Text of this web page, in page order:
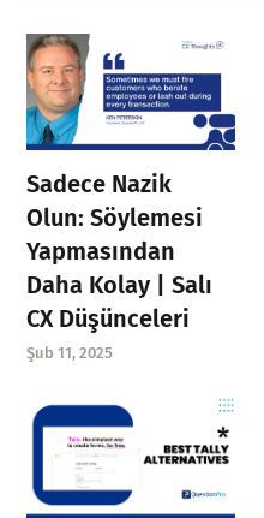
Sadece Nazik
Olun: Söylemesi
Yapmasından
Daha Kolay | Salı
CX Düşünceleri
Şub 11, 2025